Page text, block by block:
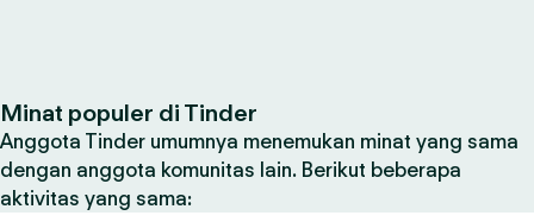
Minat populer di Tinder
Anggota Tinder umumnya menemukan minat yang sama
dengan anggota komunitas lain. Berikut beberapa
aktivitas yang sama: